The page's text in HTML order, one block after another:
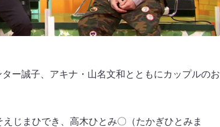
ー誠子、アキナ・山名文和とともにカップルのお
じまひでき、高木ひとみ〇（たかぎひとみま